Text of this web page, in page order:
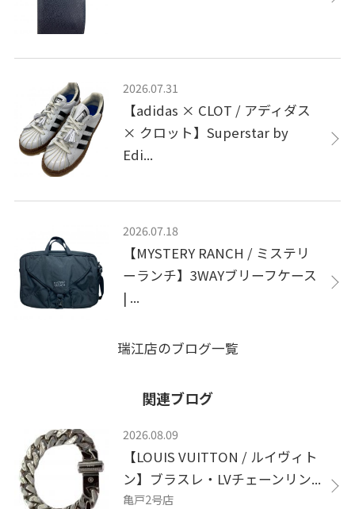
2026.07.31
【adidas × CLOT / アディダス
× クロット】Superstar by
Edi...
2026.07.18
【MYSTERY RANCH / ミステリ
ーランチ】3WAYブリーフケース
| ...
瑞江店のブログ一覧
関連ブログ
2026.08.09
【LOUIS VUITTON / ルイヴィト
ン】ブラスレ・LVチェーンリン...
亀戸2号店